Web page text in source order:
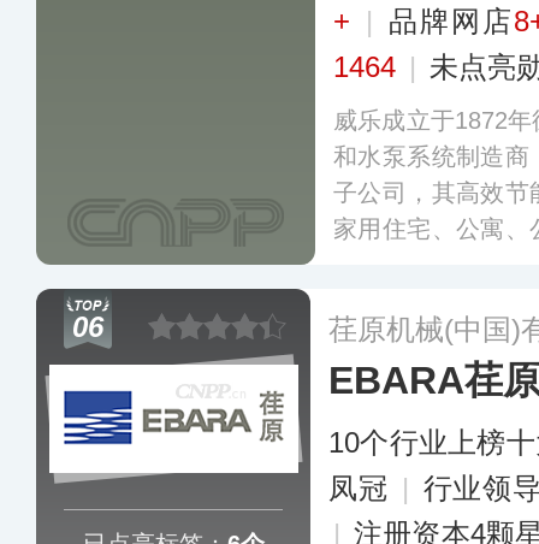
+ | 品牌网店
1464 | 未点亮
威乐成立于1872
和水泵系统制造商
子公司，其高效节
家用住宅、公寓
案，产品涵盖供热
水处理以及工业等
06 荏原机械(中国)
EBARA荏
10个行业上榜
凤冠 | 行业领
| 注册资本4颗